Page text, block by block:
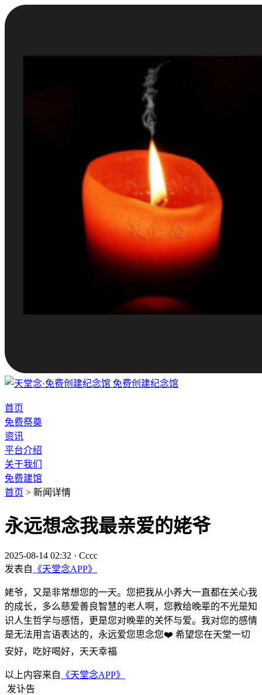
免费创建纪念馆
首页
免费祭奠
资讯
平台介绍
关于我们
免费建馆
首页 > 新闻详情
永远想念我最亲爱的姥爷
2025-08-14 02:32 · Cccc
发表自 《天堂念APP》
姥爷，又是非常想您的一天。您把我从小养大一直都在关心我
的成长，多么慈爱善良智慧的老人啊，您教给晚辈的不光是知
识人生哲学与感悟，更是您对晚辈的关怀与爱。我对您的感情
是无法用言语表达的，永远爱您思念您❤️ 希望您在天堂一切
安好，吃好喝好，天天幸福
以上内容来自 《天堂念APP》
发讣告